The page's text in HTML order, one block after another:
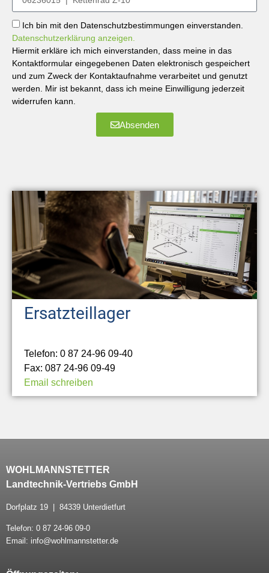
Ich bin mit den Datenschutzbestimmungen einverstanden.
Datenschutzerklärung anzeigen.
Hiermit erkläre ich mich einverstanden, dass meine in das
Kontaktformular eingegebenen Daten elektronisch gespeichert
und zum Zweck der Kontaktaufnahme verarbeitet und genutzt
werden. Mir ist bekannt, dass ich meine Einwilligung jederzeit
widerrufen kann.
Absenden
Ersatzteillager
Telefon: 0 87 24-96 09-40
Fax: 087 24-96 09-49
Email schreiben
WOHLMANNSTETTER
Landtechnik-Vertriebs GmbH
Dorfplatz 19 | 84339 Unterdietfurt
Telefon: 0 87 24-96 09-0
Email: info@wohlmannstetter.de